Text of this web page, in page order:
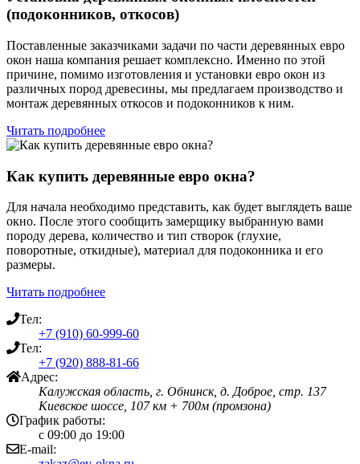
(подоконников, откосов)
Поставленные заказчиками задачи по части деревянных евро
окон наша компания решает комплексно. Именно по этой
причине, помимо изготовления и установки евро окон из
различных пород древесины, мы предлагаем производство и
монтаж деревянных откосов и подоконников к ним.
Читать подробнее
Как купить деревянные евро окна?
Для начала необходимо представить, как будет выглядеть ваше
окно. После этого сообщить замерщику выбранную вами
породу дерева, количество и тип створок (глухие,
поворотные, откидные), материал для подоконника и его
размеры.
Читать подробнее
Тел:
+7 (910) 60-999-60
Тел:
+7 (920) 888-81-66
Адрес:
Калужская область, г. Обнинск, д. Доброе, стр. 137
Киевское шоссе, 107 км + 700м (промзона)
График работы:
с 09:00 до 19:00
E-mail: